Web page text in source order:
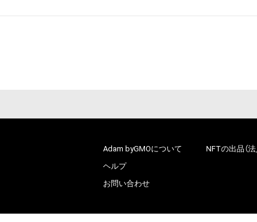
Adam byGMOについて
ヘルプ
お問い合わせ
NFTの出品（法